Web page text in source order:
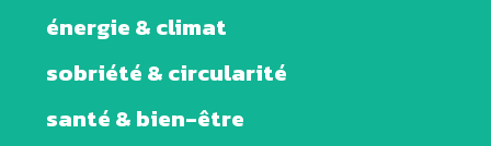
énergie & climat
sobriété & circularité
santé & bien-être